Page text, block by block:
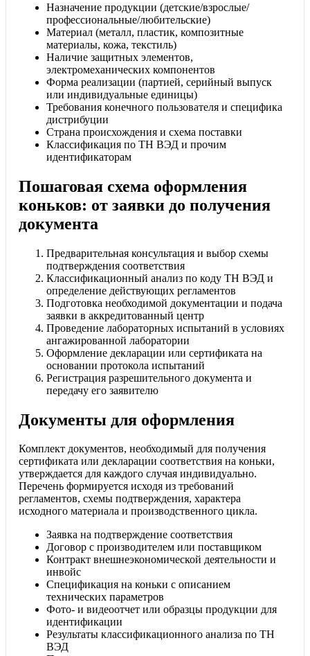
Назначение продукции (детские/взрослые/
профессиональные/любительские)
Материал (металл, пластик, композитные
материалы, кожа, текстиль)
Наличие защитных элементов,
электромеханических компонентов
Форма реализации (партией, серийный выпуск
или индивидуальные единицы)
Требования конечного пользователя и специфика
дистрибуции
Страна происхождения и схема поставки
Классификация по ТН ВЭД и прочим
идентификаторам
Пошаговая схема оформления
коньков: от заявки до получения
документа
Предварительная консультация и выбор схемы
подтверждения соответствия
Классификационный анализ по коду ТН ВЭД и
определение действующих регламентов
Подготовка необходимой документации и подача
заявки в аккредитованный центр
Проведение лабораторных испытаний в условиях
ангажированной лаборатории
Оформление декларации или сертификата на
основании протокола испытаний
Регистрация разрешительного документа и
передачу его заявителю
Документы для оформления
Комплект документов, необходимый для получения
сертификата или декларации соответствия на коньки,
утверждается для каждого случая индивидуально.
Перечень формируется исходя из требований
регламентов, схемы подтверждения, характера
исходного материала и производственного цикла.
Заявка на подтверждение соответствия
Договор с производителем или поставщиком
Контракт внешнеэкономической деятельности и
инвойс
Спецификация на коньки с описанием
технических параметров
Фото- и видеоотчет или образцы продукции для
идентификации
Результаты классификационного анализа по ТН
ВЭД